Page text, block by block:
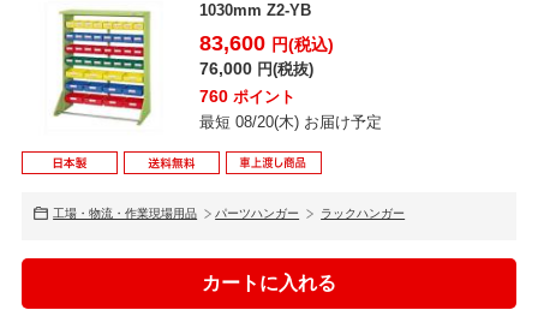
1030mm Z2-YB
83,600 円(税込)
76,000 円(税抜)
760 ポイント
最短 08/20(木) お届け予定
工場・物流・作業現場用品 パーツハンガー ラックハンガー